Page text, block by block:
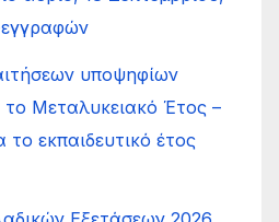
υποψηφίων
Μεταλυκειακό Έτος –
εκπαιδευτικό έτος